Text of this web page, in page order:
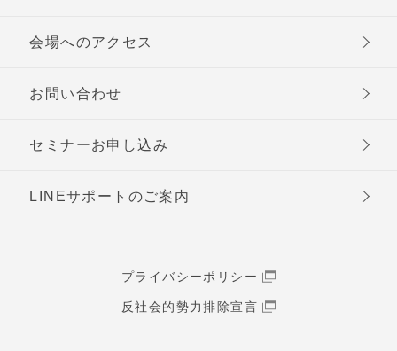
会場へのアクセス
お問い合わせ
セミナーお申し込み
LINEサポートのご案内
プライバシーポリシー
反社会的勢力排除宣言